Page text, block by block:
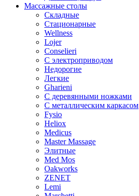
Массажные столы
Складные
Стационарные
Wellness
Lojer
Conselieri
С электроприводом
Недорогие
Легкие
Gharieni
С деревянными ножками
С металлическим каркасом
Fysio
Heliox
Medicus
Master Massage
Элитные
Med Mos
Oakworks
ZENET
Lemi